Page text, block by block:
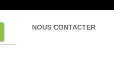
NOUS CONTACTER